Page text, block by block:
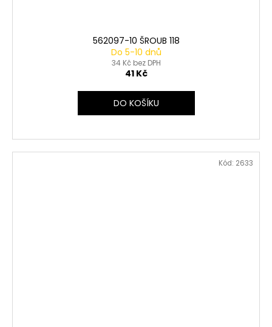
562097-10 ŠROUB 118
Do 5-10 dnů
34 Kč bez DPH
41 Kč
DO KOŠÍKU
Kód: 2633